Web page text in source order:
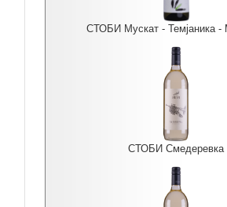
СТОБИ Мускат - Темјаника -
СТОБИ Смедеревка